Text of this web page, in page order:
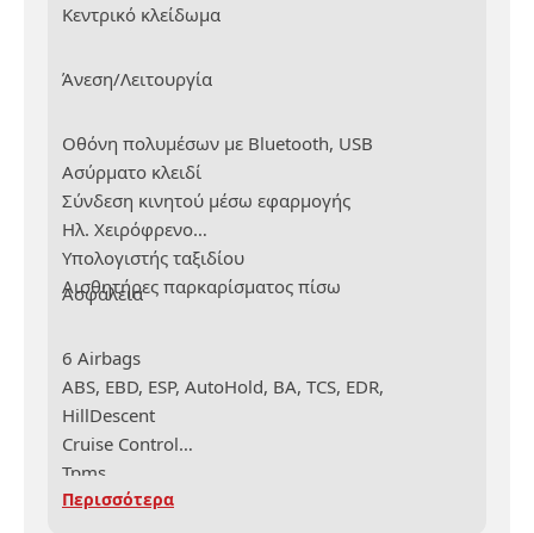
Κεντρικό κλείδωμα
Άνεση/Λειτουργία
Οθόνη πολυμέσων με Bluetooth, USB
Ασύρματο κλειδί
Σύνδεση κινητού μέσω εφαρμογής
Ηλ. Χειρόφρενο
Υπολογιστής ταξιδίου
Αισθητήρες παρκαρίσματος πίσω
Ασφάλεια
6 Airbags
ABS, EBD, ESP, AutoHold, BA, TCS, EDR,
HillDescent
Cruise Control
Tpms
Hill Assist Control
Περισσότερα